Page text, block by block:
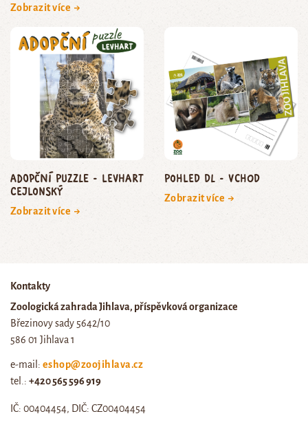
Zobrazit více →
Adopční puzzle - levhart
cejlonský
Zobrazit více →
Pohled DL - vchod
Zobrazit více →
Kontakty
Zoologická zahrada Jihlava, příspěvková organizace
Březinovy sady 5642/10
586 01 Jihlava 1
e-mail: eshop@zoojihlava.cz
tel.: +420 565 596 919
IČ: 00404454, DIČ: CZ00404454